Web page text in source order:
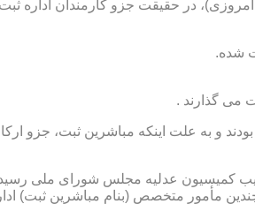
جزو كارمندان اداره ثبت اسناد واملاك محسوب
شده.
می گذارند .
و به علت اینكه مباشرین ثبت، جزو